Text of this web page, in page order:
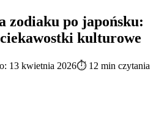
zodiaku po japońsku:
kulturowe
13 kwietnia 2026⏱ 12 min czytania